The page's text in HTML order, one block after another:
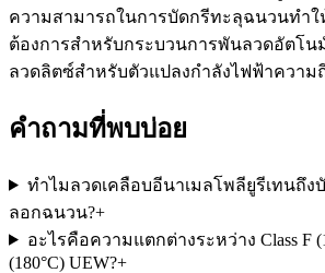
ความสามารถในการบัดกรีทะลุฉนวนทำใ
ต้องการสำหรับกระบวนการพันลวดอัตโน
ลวดลิตซ์สำหรับตัวแปลงกำลังไฟฟ้าความ
คำถามที่พบบ่อย
ทำไมลวดเคลือบอีนาเมลโพลียูรีเทนถึง
ลอกฉนวน?+
อะไรคือความแตกต่างระหว่าง Class F
(180°C) UEW?+